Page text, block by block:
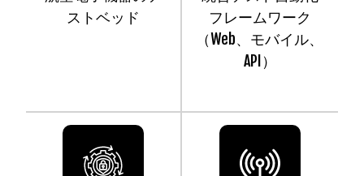
ストベッド
フレームワーク
（Web、モバイル、
API）